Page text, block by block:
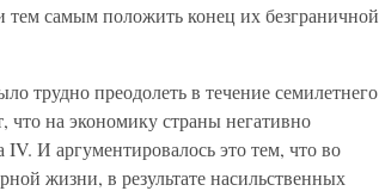
тем самым положить конец их безграничной
трудно преодолеть в течение семилетнего
на экономику страны негативно
И аргументировалось это тем, что во
жизни, в результате насильственных